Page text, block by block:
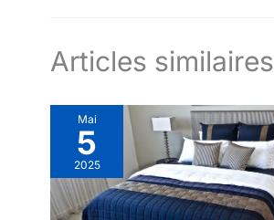
Articles similaires
Mai
5
2025